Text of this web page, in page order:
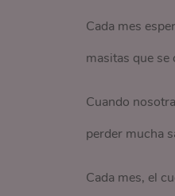
Cada mes
masitas que
Cuando
perder mucha
Cada mes, el